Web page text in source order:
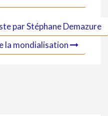
par Stéphane Demazure
la mondialisation